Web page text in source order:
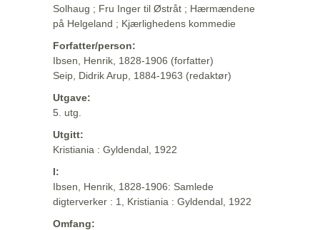
Solhaug ; Fru Inger til Østråt ; Hærmændene
på Helgeland ; Kjærlighedens kommedie
Forfatter/person:
Ibsen, Henrik, 1828-1906 (forfatter)
Seip, Didrik Arup, 1884-1963 (redaktør)
Utgave:
5. utg.
Utgitt:
Kristiania : Gyldendal, 1922
I:
Ibsen, Henrik, 1828-1906: Samlede
digterverker : 1, Kristiania : Gyldendal, 1922
Omfang: